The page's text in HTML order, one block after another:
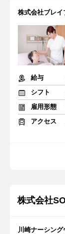
株式会社ブレ
給与
シフト
雇用形態
アクセス
株式会社
川崎ナーシン